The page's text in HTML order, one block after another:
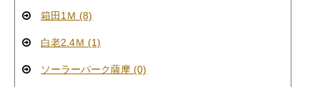
箱田1Ｍ (8)
白老2.4Ｍ (1)
ソーラーパーク薩摩 (0)